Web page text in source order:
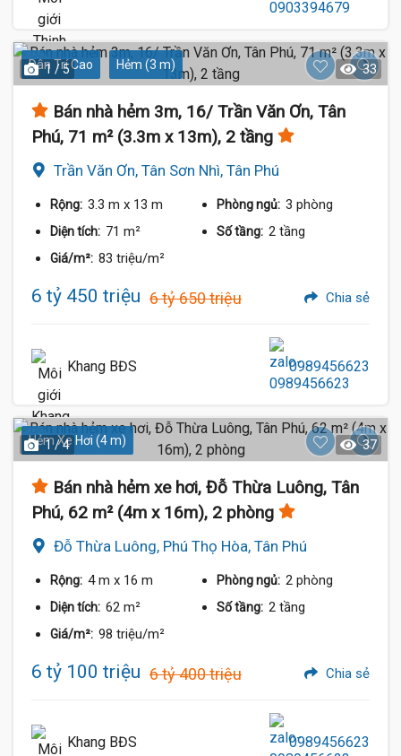
Dân Trí Cao Hẻm (3 m)
1 / 5 33
Bán nhà hẻm 3m, 16/ Trần Văn Ơn, Tân
Phú, 71 m² (3.3m x 13m), 2 tầng
Trần Văn Ơn, Tân Sơn Nhì, Tân Phú
Rộng: 3.3 m x 13 m Phòng ngủ: 3 phòng
Diện tích: 71 m² Số tầng: 2 tầng
Giá/m²: 83 triệu/m²
6 tỷ 450 triệu 6 tỷ 650 triệu Chia sẻ
Khang BĐS 0989456623
Hẻm Xe Hơi (4 m)
1 / 4 37
Bán nhà hẻm xe hơi, Đỗ Thừa Luông, Tân
Phú, 62 m² (4m x 16m), 2 phòng
Đỗ Thừa Luông, Phú Thọ Hòa, Tân Phú
Rộng: 4 m x 16 m Phòng ngủ: 2 phòng
Diện tích: 62 m² Số tầng: 2 tầng
Giá/m²: 98 triệu/m²
6 tỷ 100 triệu 6 tỷ 400 triệu Chia sẻ
Khang BĐS 0989456623